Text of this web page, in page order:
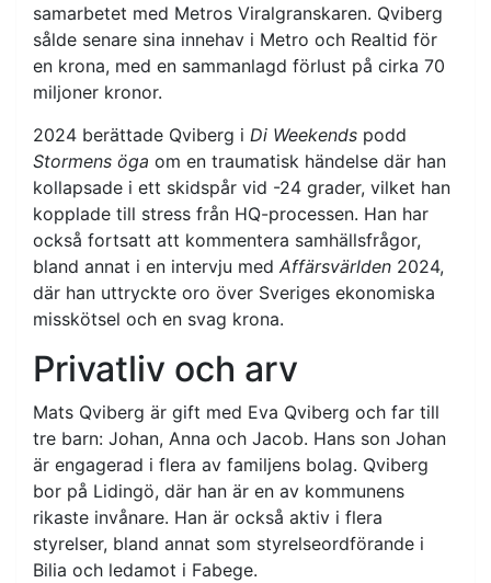
samarbetet med Metros Viralgranskaren. Qviberg
sålde senare sina innehav i Metro och Realtid för
en krona, med en sammanlagd förlust på cirka 70
miljoner kronor.
2024 berättade Qviberg i Di Weekends podd
Stormens öga om en traumatisk händelse där han
kollapsade i ett skidspår vid -24 grader, vilket han
kopplade till stress från HQ-processen. Han har
också fortsatt att kommentera samhällsfrågor,
bland annat i en intervju med Affärsvärlden 2024,
där han uttryckte oro över Sveriges ekonomiska
misskötsel och en svag krona.
Privatliv och arv
Mats Qviberg är gift med Eva Qviberg och far till
tre barn: Johan, Anna och Jacob. Hans son Johan
är engagerad i flera av familjens bolag. Qviberg
bor på Lidingö, där han är en av kommunens
rikaste invånare. Han är också aktiv i flera
styrelser, bland annat som styrelseordförande i
Bilia och ledamot i Fabege.